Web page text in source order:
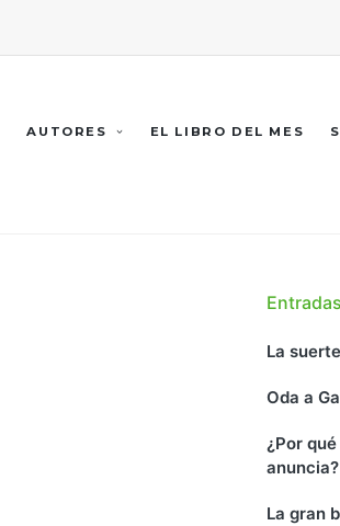
AUTORES EL LIBRO DEL MES
La
Oda a
¿Por
anuncia?
La gran